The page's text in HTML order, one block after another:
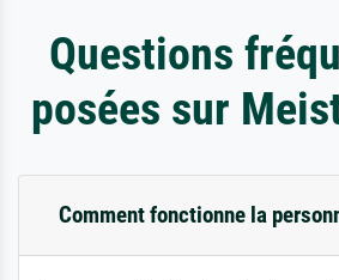
Questions
posées sur
Comment fonctionne la